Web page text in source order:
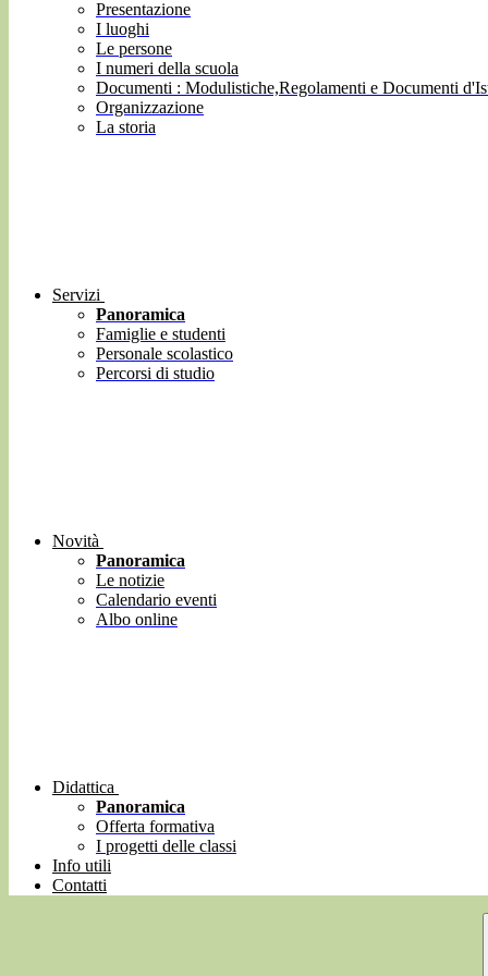
Presentazione
I luoghi
Le persone
I numeri della scuola
Documenti : Modulistiche,Regolamenti e Documenti
Organizzazione
La storia
Servizi
Panoramica
Famiglie e studenti
Personale scolastico
Percorsi di studio
Novità
Panoramica
Le notizie
Calendario eventi
Albo online
Didattica
Panoramica
Offerta formativa
I progetti delle classi
Info utili
Contatti